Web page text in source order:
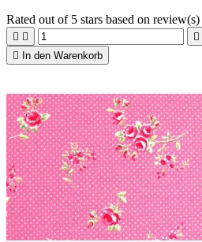
Rated out of 5 stars based on review(s)
  

In den Warenkorb